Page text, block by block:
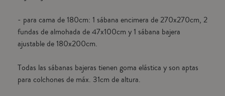
- para cama de 180cm: 1 sábana encimera de 270x270cm, 2
fundas de almohada de 47x100cm y 1 sábana bajera
ajustable de 180x200cm.
Todas las sábanas bajeras tienen goma elástica y son aptas
para colchones de máx. 31cm de altura.